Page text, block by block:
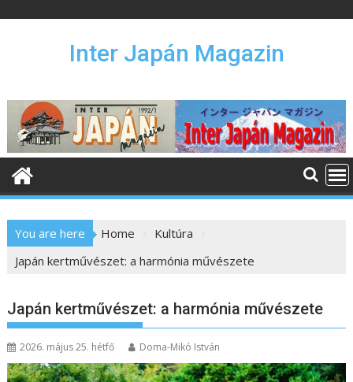
n
e
Inter Japán Magazin
You are here Home
Kultúra
Japán kertművészet: a harmónia művészete
Japán kertművészet: a harmónia művészete
2026. május 25. hétfő Doma-Mikó István